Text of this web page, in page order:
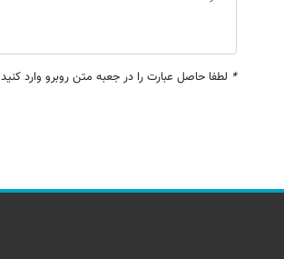
* لطفا حاصل عبارت را در جعبه متن روبرو وارد کنید